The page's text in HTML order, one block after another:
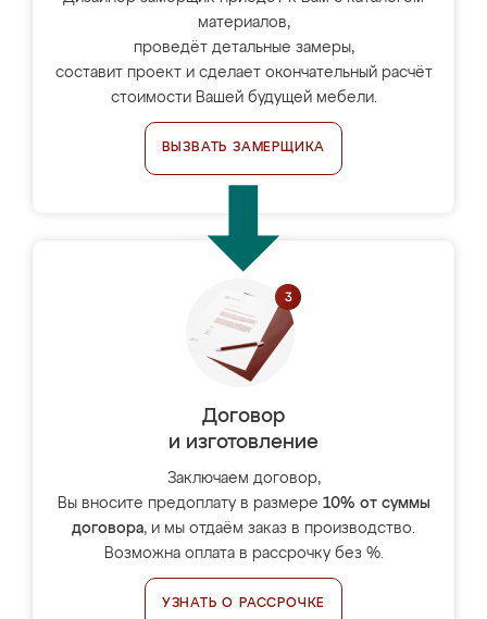
материалов,
проведёт детальные замеры,
составит проект и сделает окончательный расчёт
стоимости Вашей будущей мебели.
ВЫЗВАТЬ ЗАМЕРЩИКА
Договор
и изготовление
Заключаем договор,
Вы вносите предоплату в размере 10% от суммы
договора, и мы отдаём заказ в производство.
Возможна оплата в рассрочку без %.
УЗНАТЬ О РАССРОЧКЕ